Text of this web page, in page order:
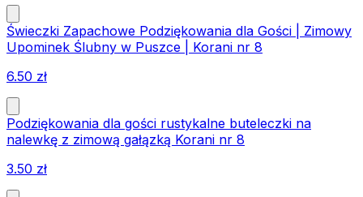
Świeczki Zapachowe Podziękowania dla Gości | Zimowy
Upominek Ślubny w Puszce | Korani nr 8
6.50 zł
Podziękowania dla gości rustykalne buteleczki na
nalewkę z zimową gałązką Korani nr 8
3.50 zł